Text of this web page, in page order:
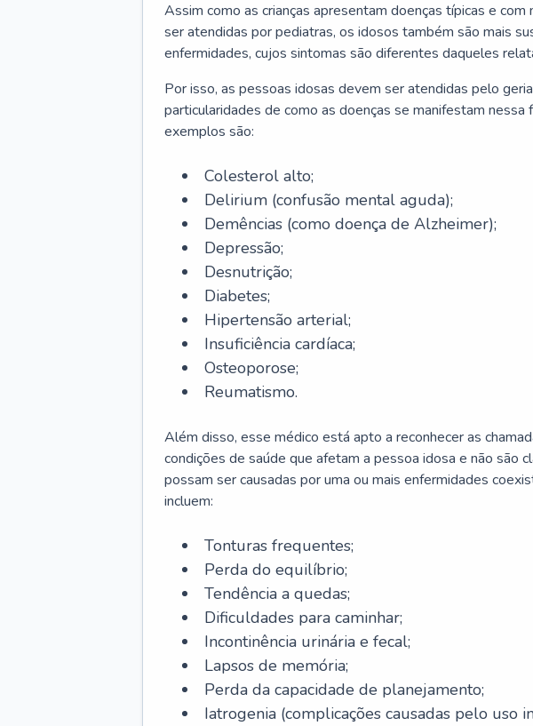
Assim como as crianças apresentam doenças típicas e
ser atendidas por pediatras, os idosos também são mais
enfermidades, cujos sintomas são diferentes daqueles
Por isso, as pessoas idosas devem ser atendidas pelo
particularidades de como as doenças se manifestam nessa
exemplos são:
Colesterol alto;
Delirium (confusão mental aguda);
Demências (como doença de Alzheimer);
Depressão;
Desnutrição;
Diabetes;
Hipertensão arterial;
Insuficiência cardíaca;
Osteoporose;
Reumatismo.
Além disso, esse médico está apto a reconhecer as
condições de saúde que afetam a pessoa idosa e não são
possam ser causadas por uma ou mais enfermidades
incluem:
Tonturas frequentes;
Perda do equilíbrio;
Tendência a quedas;
Dificuldades para caminhar;
Incontinência urinária e fecal;
Lapsos de memória;
Perda da capacidade de planejamento;
Iatrogenia (complicações causadas pelo uso